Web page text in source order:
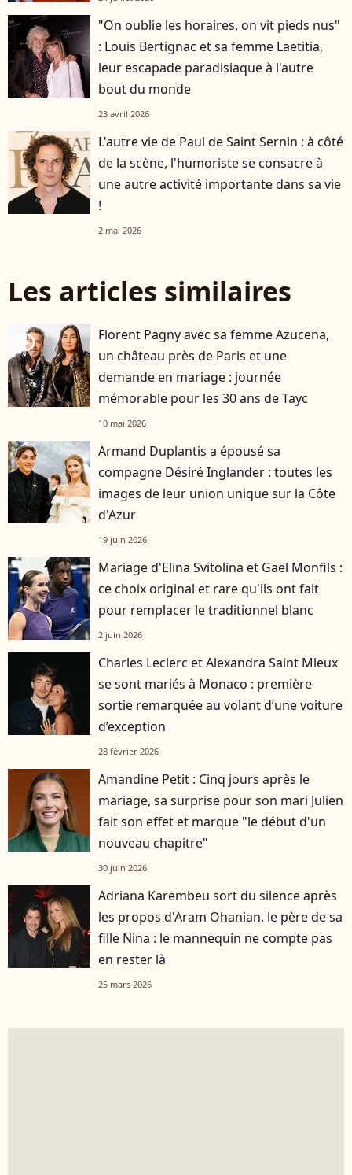
"On oublie les horaires, on vit pieds nus"
: Louis Bertignac et sa femme Laetitia,
leur escapade paradisiaque à l'autre
bout du monde
23 avril 2026
L'autre vie de Paul de Saint Sernin : à côté
de la scène, l'humoriste se consacre à
une autre activité importante dans sa vie
!
2 mai 2026
Les articles similaires
player2
Florent Pagny avec sa femme Azucena,
un château près de Paris et une
demande en mariage : journée
mémorable pour les 30 ans de Tayc
10 mai 2026
Armand Duplantis a épousé sa
compagne Désiré Inglander : toutes les
images de leur union unique sur la Côte
d'Azur
19 juin 2026
Mariage d'Elina Svitolina et Gaël Monfils :
ce choix original et rare qu'ils ont fait
pour remplacer le traditionnel blanc
2 juin 2026
Charles Leclerc et Alexandra Saint Mleux
se sont mariés à Monaco : première
sortie remarquée au volant d’une voiture
d’exception
28 février 2026
Amandine Petit : Cinq jours après le
mariage, sa surprise pour son mari Julien
fait son effet et marque "le début d'un
nouveau chapitre"
30 juin 2026
Adriana Karembeu sort du silence après
les propos d'Aram Ohanian, le père de sa
fille Nina : le mannequin ne compte pas
en rester là
25 mars 2026